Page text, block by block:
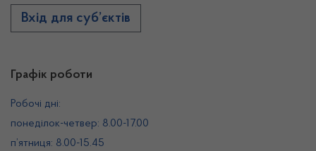
Графік роботи
Робочі дні:
понеділок-четвер: 8.00-17.00
п’ятниця: 8.00-15.45
Вхід для суб’єктів